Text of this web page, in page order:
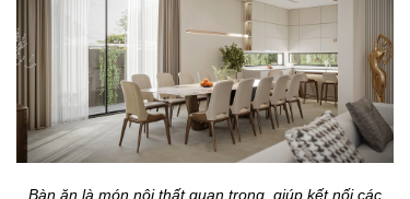
Bàn ăn là món nội thất quan trọng, giúp kết nối các